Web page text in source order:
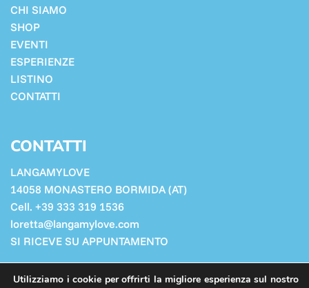
CHI SIAMO
SHOP
EVENTI
ESPERIENZE
LISTINO
CONTATTI
CONTATTI
LANGAMYLOVE
14058 MONASTERO BORMIDA (AT)
Cell. +39 333 319 1536
loretta@langamylove.com
SI RICEVE SU APPUNTAMENTO
Cookie Policy
Utilizziamo i cookie per offrirti la migliore esperienza sul nostro